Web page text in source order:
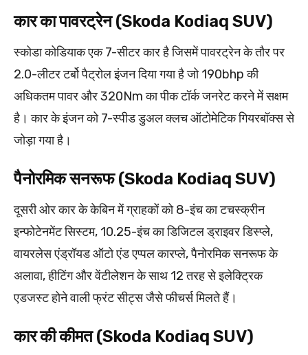
कार का पावरट्रेन (Skoda Kodiaq SUV)
स्कोडा कोडियाक एक 7-सीटर कार है जिसमें पावरट्रेन के तौर पर
2.0-लीटर टर्बो पैट्रोल इंजन दिया गया है जो 190bhp की
अधिकतम पावर और 320Nm का पीक टॉर्क जनरेट करने में सक्षम
है। कार के इंजन को 7-स्पीड डुअल क्लच ऑटोमेटिक गियरबॉक्स से
जोड़ा गया है।
पैनोरमिक सनरूफ (Skoda Kodiaq SUV)
दूसरी ओर कार के केबिन में ग्राहकों को 8-इंच का टचस्क्रीन
इन्फोटेनमेंट सिस्टम, 10.25-इंच का डिजिटल ड्राइवर डिस्प्ले,
वायरलेस एंड्रॉयड ऑटो एंड एप्पल कारप्ले, पैनोरमिक सनरूफ के
अलावा, हीटिंग और वेंटीलेशन के साथ 12 तरह से इलेक्ट्रिक
एडजस्ट होने वाली फ्रंट सीट्स जैसे फीचर्स मिलते हैं।
कार की कीमत (Skoda Kodiaq SUV)